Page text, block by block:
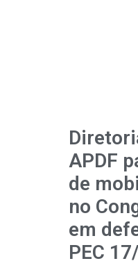
APDF
de
no
em
PEC